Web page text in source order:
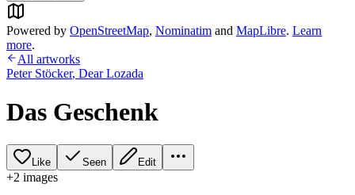
Powered by OpenStreetMap, Nominatim and MapLibre. Learn
more.
All artworks
Peter Stöcker, Dear Lozada
Das Geschenk
Like Seen Edit
+2 images